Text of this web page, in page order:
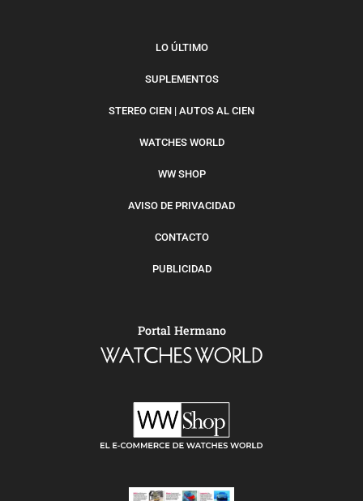
LO ÚLTIMO
SUPLEMENTOS
STEREO CIEN | AUTOS AL CIEN
WATCHES WORLD
WW SHOP
AVISO DE PRIVACIDAD
CONTACTO
PUBLICIDAD
Portal Hermano